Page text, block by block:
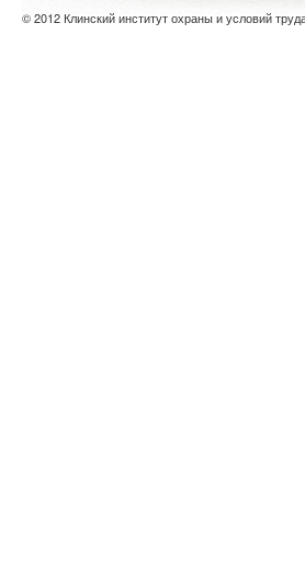
© 2012 Клинский институт охраны и условий